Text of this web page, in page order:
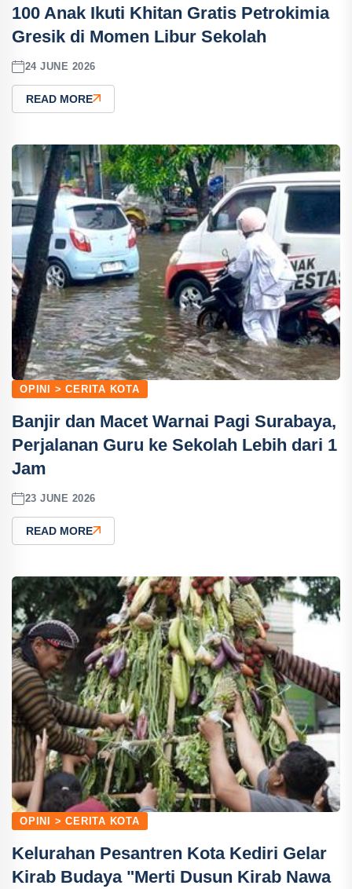
100 Anak Ikuti Khitan Gratis Petrokimia
Gresik di Momen Libur Sekolah
24 JUNE 2026
READ MORE
OPINI > CERITA KOTA
Banjir dan Macet Warnai Pagi Surabaya,
Perjalanan Guru ke Sekolah Lebih dari 1
Jam
23 JUNE 2026
READ MORE
OPINI > CERITA KOTA
Kelurahan Pesantren Kota Kediri Gelar
Kirab Budaya "Merti Dusun Kirab Nawa